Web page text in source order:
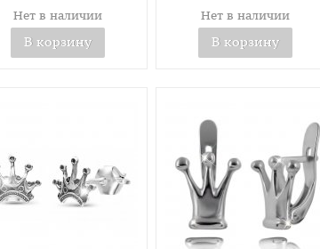
Нет в наличии
В корзину
Нет в наличии
В корзину